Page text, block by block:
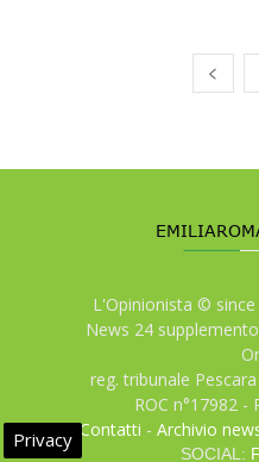
L'Opinionista ©
News 24
reg. tribunale
ROC n°17982 -
Contatti -Archivio
SOCIAL:
Privacy